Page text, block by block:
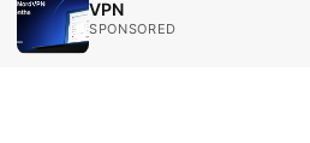
VPN
SPONSORED